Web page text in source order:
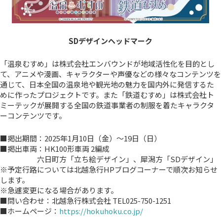
SDデザインヘッドマーク
「温泉むすめ」は株式会社エンバウンドが地域活性化を目的とし
て、アニメや漫画、キャラクターや声優などの様々なコンテンツを
通じて、日本全国の温泉地や観光地の魅力を国内外に発信するた
めに作ったプロジェクトです。また「鉄道むすめ」は株式会社ト
ミーテックが展開する全国の鉄道事業者の制服を着たキャラクタ
ーコンテンツです。
■掲出期間：2025年1月10日（金）～19日（日）
■掲出車両：HK100形車両 2編成
六日町方「立ち絵デザイン」、犀潟方「SDデザイン」
※予定行路については北越急行HPブログコーナーで順次お知らせ
します。
※急遽変更になる場合があります。
■問い合わせ：北越急行株式会社 TEL025-750-1251
■ホームページ： https://hokuhoku.co.jp/